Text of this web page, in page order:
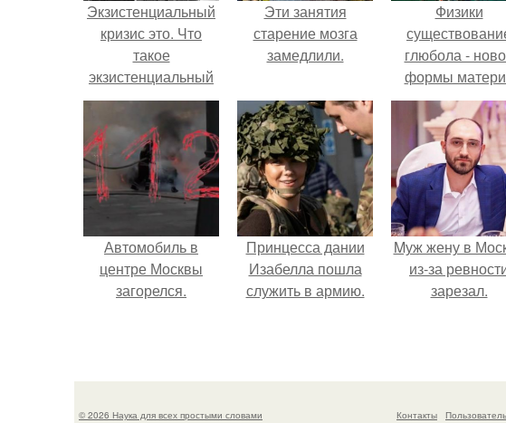
Экзистенциальный
кризис это. Что
такое
экзистенциальный
кризис, или почему
не все любят
выходные.
Эти занятия
старение мозга
замедлили.
Физики
глюбола -
формы
подтвердили.
Автомобиль в
центре Москвы
загорелся.
Принцесса дании
Изабелла пошла
служить в армию.
Mуж жену в
из-за
зарезал.
© 2026 Наука для всех простыми словами Контакты